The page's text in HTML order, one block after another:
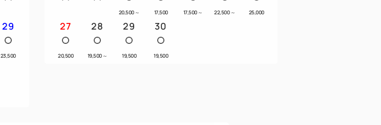
〈おもてなし〉
・タルゴジャポン「ラ メール」のバスアメニティ
29
23,500
20,500 ～ 17,500 17,500 ～ 22,500 ～ 25,000
27
20,500
28
19,500 ～
29
19,500
30
19,500